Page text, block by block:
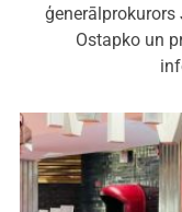
Ostapko un